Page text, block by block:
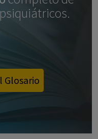
Glosario